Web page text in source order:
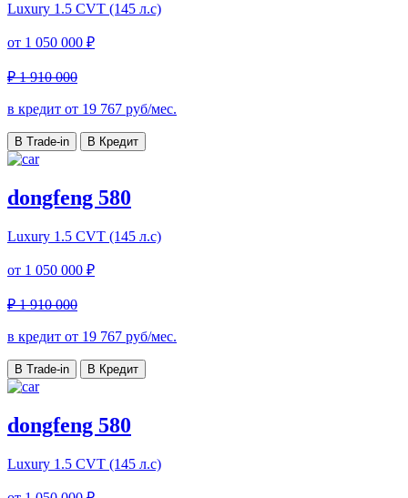
Luxury 1.5 CVT (145 л.с)
от 1 050 000 ₽
₽ 1 910 000
в кредит от 19 767 руб/мес.
В Trade-in В Кредит
dongfeng 580
Luxury 1.5 CVT (145 л.с)
от 1 050 000 ₽
₽ 1 910 000
в кредит от 19 767 руб/мес.
В Trade-in В Кредит
dongfeng 580
Luxury 1.5 CVT (145 л.с)